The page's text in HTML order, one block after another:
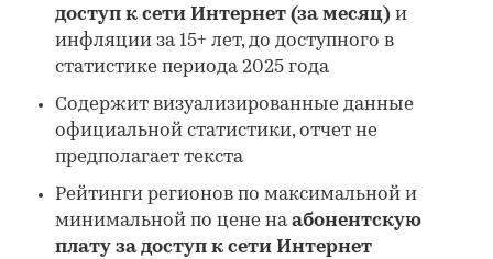
доступ к сети Интернет (за месяц) и
инфляции за 15+ лет, до доступного в
статистике периода 2025 года
Содержит визуализированные данные
официальной статистики, отчет не
предполагает текста
Рейтинги регионов по максимальной и
минимальной по цене наабонентскую
плату за доступ к сети Интернет